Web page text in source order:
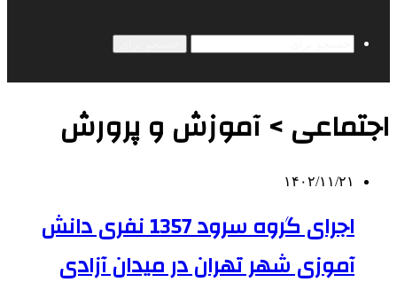
اجتماعی > آموزش و پرورش
۱۴۰۲/۱۱/۲۱
اجرای گروه سرود 1357 نفری دانش
آموزی شهر تهران در میدان آزادی